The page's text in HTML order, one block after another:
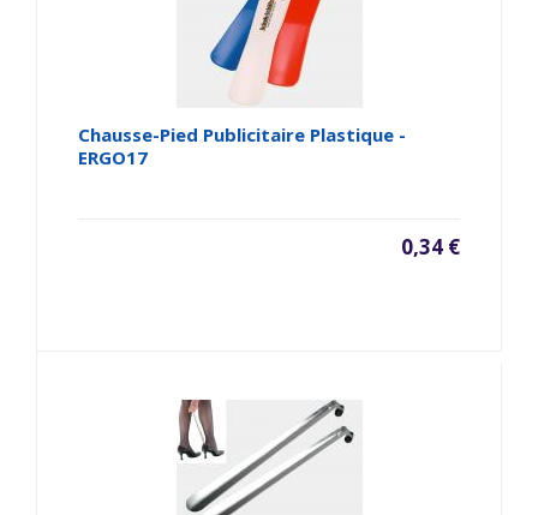
Chausse-Pied Publicitaire Plastique -
ERGO17
0,34 €